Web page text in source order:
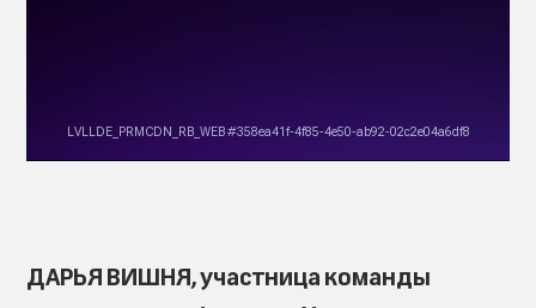
ДАРЬЯ ВИШНЯ, участница команды